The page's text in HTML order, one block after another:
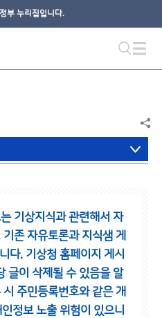
부 누리집입니다.
기상지식과 관련해서 자
기존 자유토론과 지식샘 게
다. 기상청 홈페이지 게시
글이 삭제될 수 있음을 알
시 주민등록번호와 같은 개
정보 노출 위험이 있으니